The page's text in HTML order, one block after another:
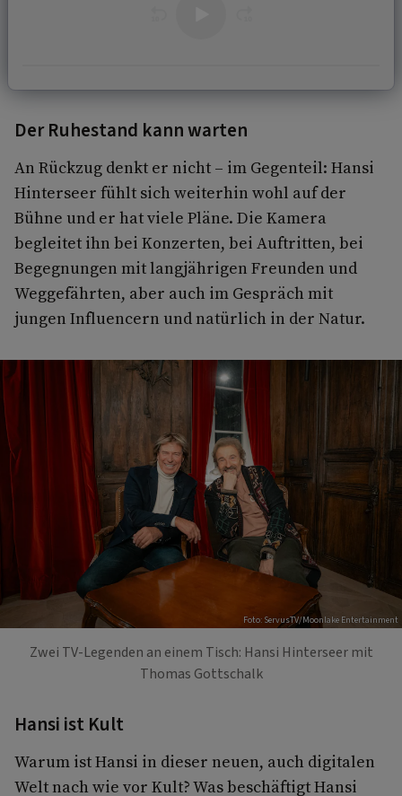
Der Ruhestand kann warten
An Rückzug denkt er nicht – im Gegenteil: Hansi
Hinterseer fühlt sich weiterhin wohl auf der
Bühne und er hat viele Pläne. Die Kamera
begleitet ihn bei Konzerten, bei Auftritten, bei
Begegnungen mit langjährigen Freunden und
Weggefährten, aber auch im Gespräch mit
jungen Influencern und natürlich in der Natur.
Foto: ServusTV/Moonlake Entertainment
Zwei TV-Legenden an einem Tisch: Hansi Hinterseer mit
Thomas Gottschalk
Hansi ist Kult
Warum ist Hansi in dieser neuen, auch digitalen
Welt nach wie vor Kult? Was beschäftigt Hansi